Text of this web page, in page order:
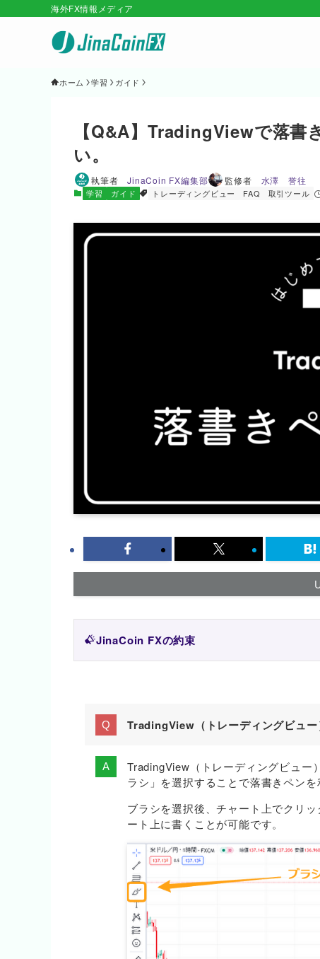
海外FX情報メディア
ホーム 学習 ガイド
【Q&A】TradingViewで落書
い。
学習 ガイド トレーディングビュー FAQ 取引ツール
執筆者JinaCoin FX編集部 監修者 水澤 誉往
JinaCoin FXの約束
TradingView（トレーディングビュー
TradingView（トレーディングビュー
ラシ」を選択することで落書きペンを
ブラシを選択後、チャート上でクリ
ート上に書くことが可能です。